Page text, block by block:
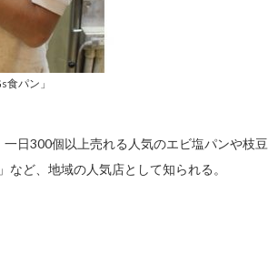
パン」
日300個以上売れる人気のエビ塩パンや枝豆
ど、地域の人気店として知られる。